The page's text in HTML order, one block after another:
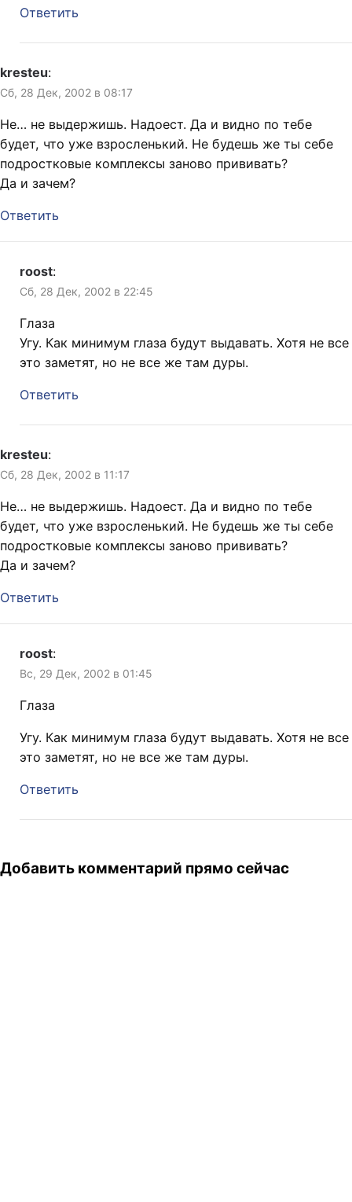
Ответить
kresteu:
Сб, 28 Дек, 2002 в 08:17
Не… не выдержишь. Надоест. Да и видно по тебе
будет, что уже взросленький. Не будешь же ты себе
подростковые комплексы заново прививать?
Да и зачем?
Ответить
roost:
Сб, 28 Дек, 2002 в 22:45
Глаза
Угу. Как минимум глаза будут выдавать. Хотя не все
это заметят, но не все же там дуры.
Ответить
kresteu:
Сб, 28 Дек, 2002 в 11:17
Не… не выдержишь. Надоест. Да и видно по тебе
будет, что уже взросленький. Не будешь же ты себе
подростковые комплексы заново прививать?
Да и зачем?
Ответить
roost:
Вс, 29 Дек, 2002 в 01:45
Глаза
Угу. Как минимум глаза будут выдавать. Хотя не все
это заметят, но не все же там дуры.
Ответить
Добавить комментарий прямо сейчас